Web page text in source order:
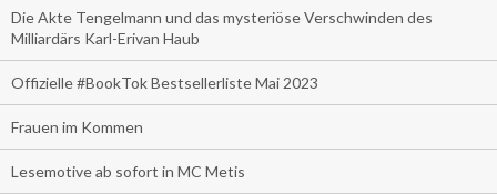
Die Akte Tengelmann und das mysteriöse Verschwinden des
Milliardärs Karl-Erivan Haub
Offizielle #BookTok Bestsellerliste Mai 2023
Frauen im Kommen
Lesemotive ab sofort in MC Metis